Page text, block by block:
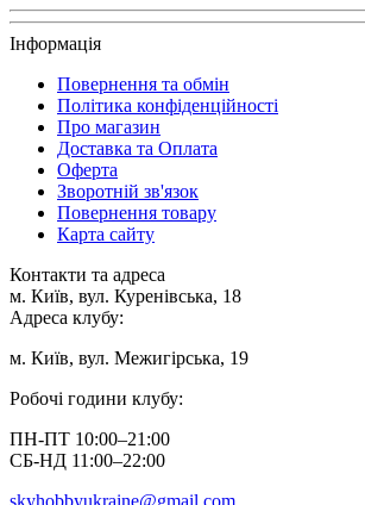
Інформація
Повернення та обмін
Політика конфіденційності
Про магазин
Доставка та Оплата
Оферта
Зворотній зв'язок
Повернення товару
Карта сайту
Контакти та адреса
м. Київ, вул. Куренівська, 18
Адреса клубу:
м. Київ, вул. Межигірська, 19
Робочі години клубу:
ПН-ПТ 10:00–21:00
СБ-НД 11:00–22:00
skyhobbyukraine@gmail.com